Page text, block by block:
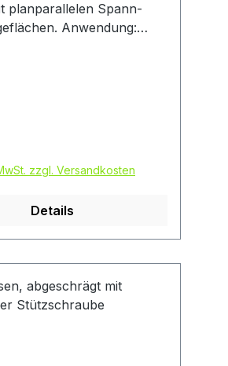
planparallelen Spann-
Anwendung:
zzgl. Versandkosten
Details